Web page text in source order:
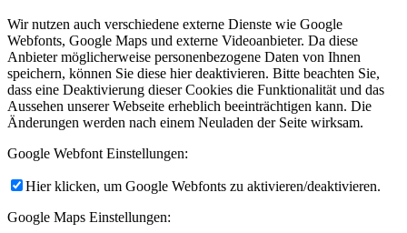
Wir nutzen auch verschiedene externe Dienste wie Google
Webfonts, Google Maps und externe Videoanbieter. Da diese
Anbieter möglicherweise personenbezogene Daten von Ihnen
speichern, können Sie diese hier deaktivieren. Bitte beachten Sie,
dass eine Deaktivierung dieser Cookies die Funktionalität und das
Aussehen unserer Webseite erheblich beeinträchtigen kann. Die
Änderungen werden nach einem Neuladen der Seite wirksam.
Google Webfont Einstellungen:
Hier klicken, um Google Webfonts zu aktivieren/deaktivieren.
Google Maps Einstellungen: